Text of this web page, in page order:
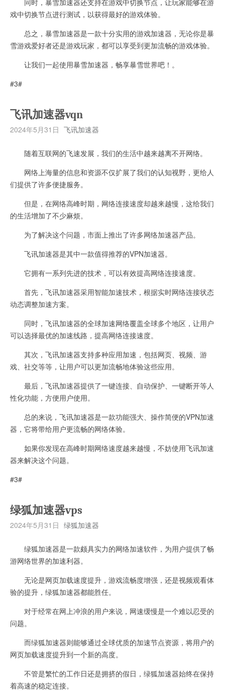
戏中切换节点进行测试，以获得最好的游戏体验。
总之，暴雪加速器是一款十分实用的游戏加速器，无论你是暴
雪游戏爱好者还是游戏玩家，都可以享受到更加流畅的游戏体验。
让我们一起使用暴雪加速器，畅享暴雪世界吧！。
#3#
飞讯加速器vqn
2024年5月31日 飞讯加速器
随着互联网的飞速发展，我们的生活中越来越离不开网络。
网络上海量的信息和资源不仅扩展了我们的认知视野，更给人
们提供了许多便捷服务。
但是，在网络高峰时期，网络连接速度却越来越慢，这给我们
的生活增加了不少麻烦。
为了解决这个问题，市面上推出了许多网络加速器产品。
飞讯加速器是其中一款值得推荐的VPN加速器。
它拥有一系列先进的技术，可以有效提高网络连接速度。
首先，飞讯加速器采用智能加速技术，根据实时网络连接状态
动态调整加速方案。
同时，飞讯加速器的全球加速网络覆盖全球多个地区，让用户
可以选择最优的加速线路，提高网络连接速度。
其次，飞讯加速器支持多种应用加速，包括网页、视频、游
戏、社交等等，让用户可以更加流畅地体验这些应用。
最后，飞讯加速器提供了一键连接、自动保护、一键断开等人
性化功能，方便用户使用。
总的来说，飞讯加速器是一款功能强大、操作简便的VPN加速
器，它将带给用户更流畅的网络体验。
如果你发现在高峰时期网络速度越来越慢，不妨使用飞讯加速
器来解决这个问题。
#3#
绿狐加速器vps
2024年5月31日 绿狐加速器
绿狐加速器是一款颇具实力的网络加速软件，为用户提供了畅
游网络世界的加速利器。
无论是网页加载速度提升，游戏流畅度增强，还是视频观看体
验的提升，绿狐加速器都能胜任。
对于经常在网上冲浪的用户来说，网速缓慢是一个难以忍受的
问题。
而绿狐加速器则能够通过全球优质的加速节点资源，将用户的
网页加载速度提升到一个新的高度。
不管是繁忙的工作日还是拥挤的假日，绿狐加速器始终在保持
着高速的稳定连接。